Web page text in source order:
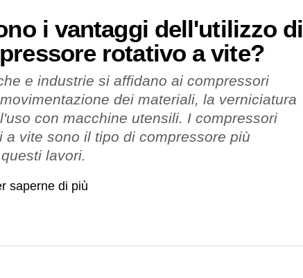
i vantaggi dell'utilizzo di
rotativo a vite?
e industrie si affidano ai compressori
dei materiali, la verniciatura
con macchine utensili. I compressori
a vite sono il tipo di compressore più
lavori.
saperne di più